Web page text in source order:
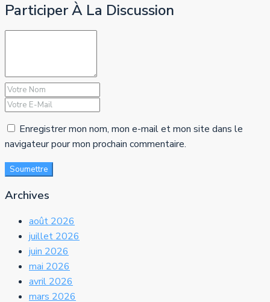
Participer À La Discussion
Enregistrer mon nom, mon e-mail et mon site dans le
navigateur pour mon prochain commentaire.
Soumettre
Archives
août 2026
juillet 2026
juin 2026
mai 2026
avril 2026
mars 2026